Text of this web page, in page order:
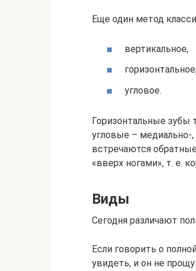
Еще один метод
вертикальное,
угловое.
Горизонтальные
угловые – медиально-
встречаются обратные
«вверх ногами», т. е.
Виды
Сегодня различают
Если говорить о
увидеть, и он не